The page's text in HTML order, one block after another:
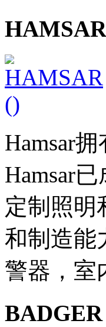
HAMSAR
Hamsar
Hamsar
定制照明
和制造能
警器，室